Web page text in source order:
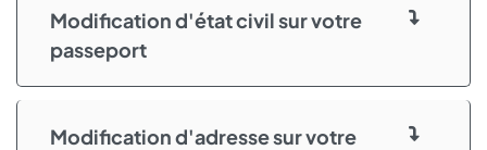
Modification d'état civil sur votre
passeport
Modification d'adresse sur votre